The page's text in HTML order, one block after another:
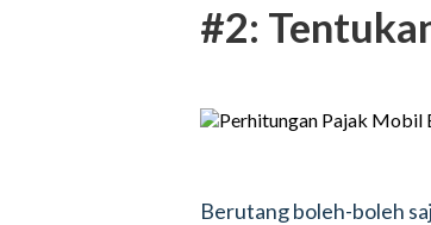
#2:
Berutang boleh-boleh